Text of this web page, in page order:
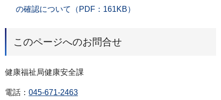
の確認について（PDF：161KB）
このページへのお問合せ
健康福祉局健康安全課
電話： 045-671-2463